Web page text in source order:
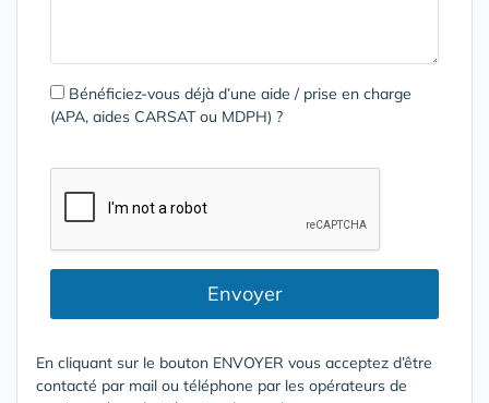
Bénéficiez-vous déjà d’une aide / prise en charge
(APA, aides CARSAT ou MDPH) ?
Envoyer
En cliquant sur le bouton ENVOYER vous acceptez d’être
contacté par mail ou téléphone par les opérateurs de